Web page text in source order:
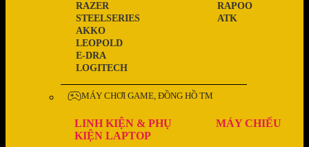
LOGITECH
E-DRA
LEOPOLD
AKKO
STEELSERIES
RAZER
ATK
RAPOO
MÁY CHƠI GAME, ĐỒNG HỒ TM
LINH KIỆN & PHỤ
KIỆN LAPTOP
MÁY CHIẾU